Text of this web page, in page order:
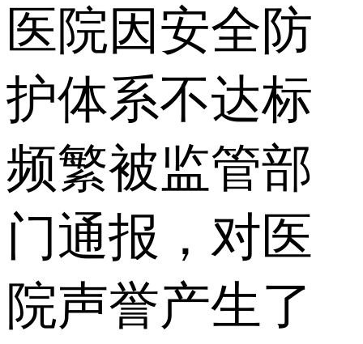
医院因安全防
护体系不达标
频繁被监管部
门通报，对医
院声誉产生了